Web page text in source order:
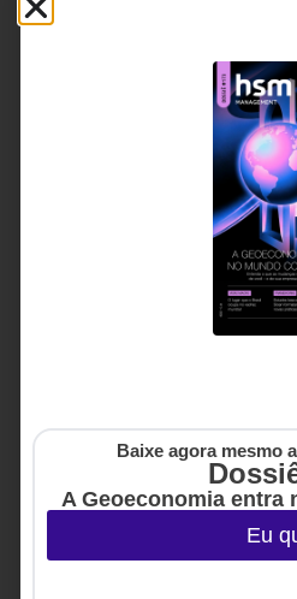
negócio. Em um cenário
crescente por resultados, o
assumir um papel cada vez
Fundadora da Let’s Level
3
Baixe agora mesmo
A Geoeconomia entra
Eu